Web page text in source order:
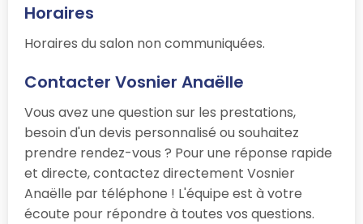
Horaires
Horaires du salon non communiquées.
Contacter Vosnier Anaëlle
Vous avez une question sur les prestations,
besoin d'un devis personnalisé ou souhaitez
prendre rendez-vous ? Pour une réponse rapide
et directe, contactez directement Vosnier
Anaëlle par téléphone ! L'équipe est à votre
écoute pour répondre à toutes vos questions.